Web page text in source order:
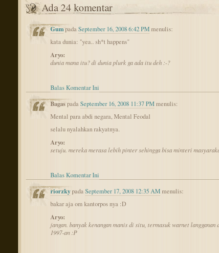
Ada 24 komentar
GumpadaSeptember 16, 2008 6:42 PMmenulis:
kata dunia: "yea.. sh*t happens"
Aryo:
dunia mana itu? di dunia plurk ga ada itu deh :-?
Balas Komentar Ini
BagaspadaSeptember 16, 2008 11:37 PMmenulis:
Mental para abdi negara, Mental Feodal
selalu nyalahkan rakyatnya.
Aryo:
setuju. mereka merasa lebih pinter sehingga bisa minteri
Balas Komentar Ini
riorzkypadaSeptember 17, 2008 12:35 AMmenulis:
bakar aja om kantorpos nya :D
Aryo:
jangan. banyak kenangan manis di situ, termasuk warnet langganan
1997-an :P